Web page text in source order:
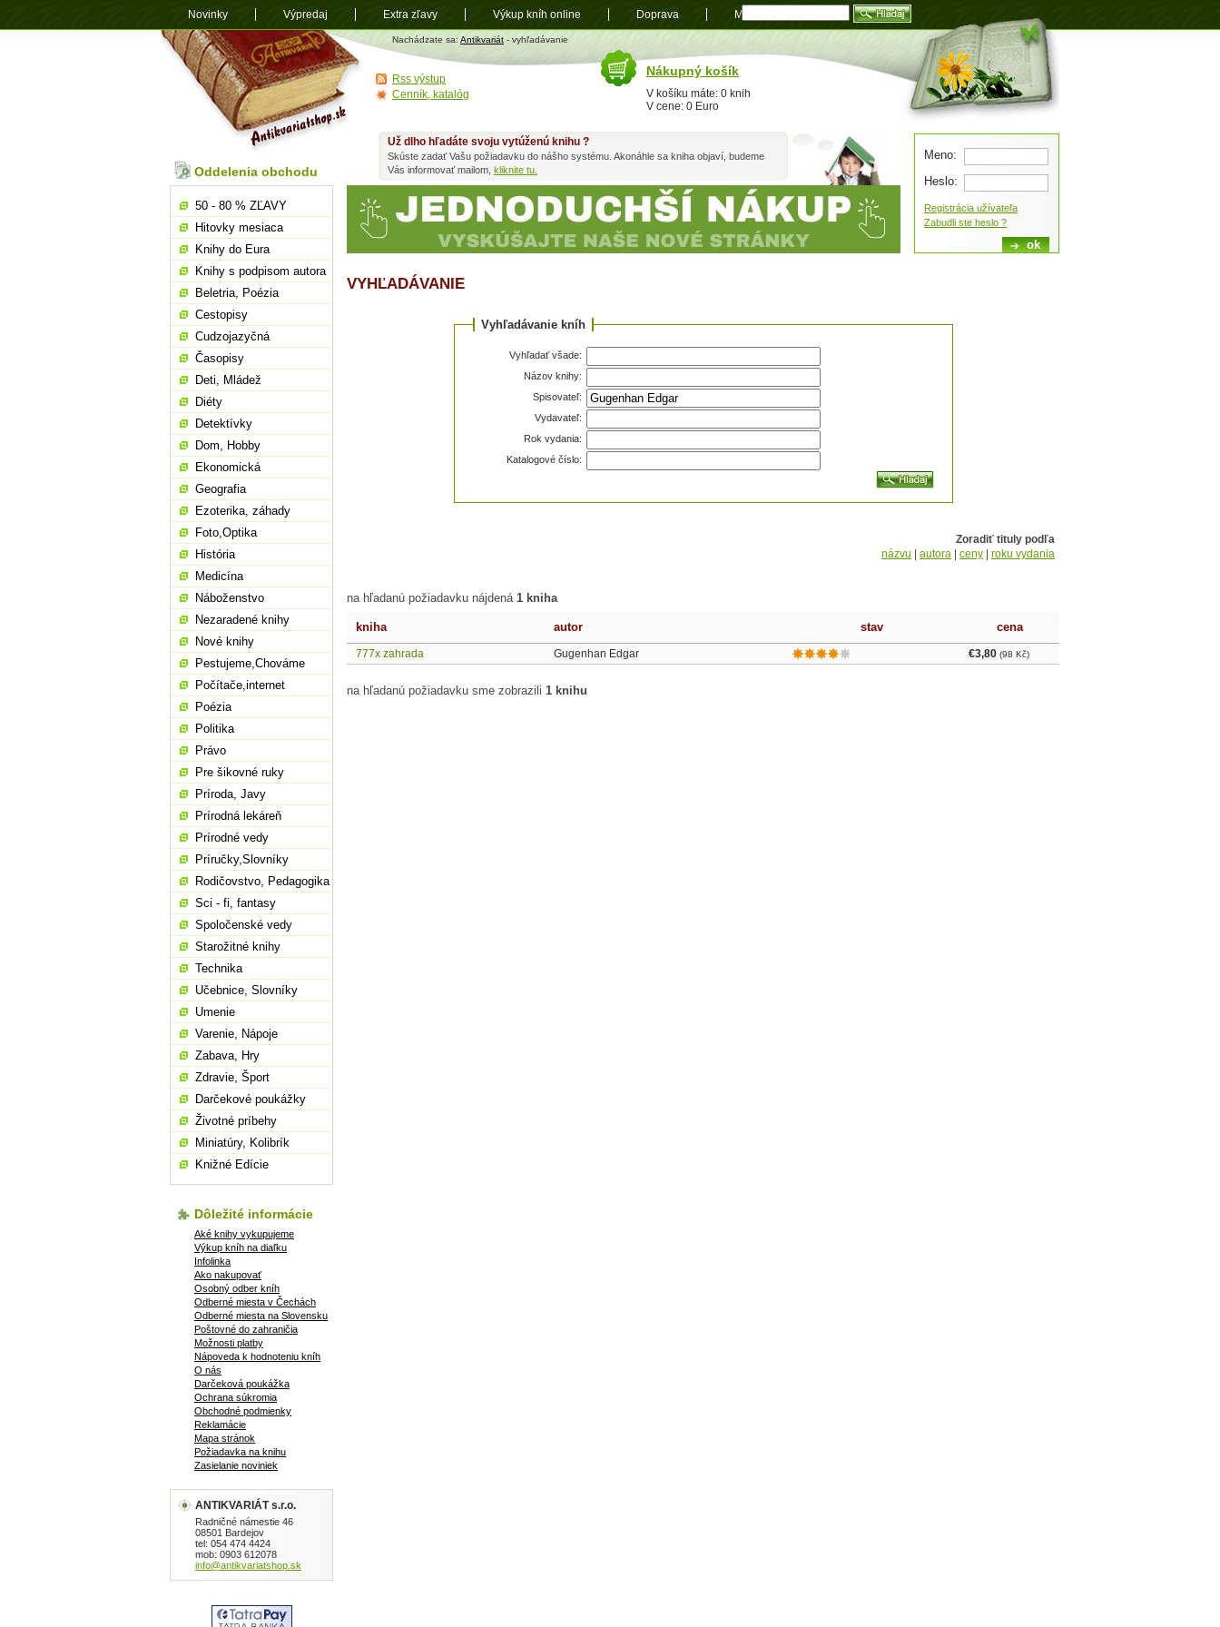
Antikvariát
shop.sk
Nachádzate sa: Antikvariát - vyhľadávanie
VYHĽADÁVANIE
Vyhľadávanie kníh
Vyhľadať všade:
Názov knihy:
Spisovateľ:
Vydavateľ:
Rok vydania:
Katalogové číslo:
Zoradiť tituly podľa
názvu
autora ceny roku vydania
na hľadanú požiadavku nájdená 1 kniha
kniha autor stav cena
777x zahrada Gugenhan Edgar €3,80 (98 Kč)
na hľadanú požiadavku sme zobrazili 1 knihu
Už dlho hľadáte svoju vytúženú knihu ?
Skúste zadať Vašu požiadavku do nášho systému. Akonáhle sa kniha objaví, budeme
Vás informovať mailom, kliknite tu.
Oddelenia obchodu
50 - 80 % ZĽAVY
Hitovky mesiaca
Knihy do Eura
Knihy s podpisom autora
Beletria, Poézia
Cestopisy
Cudzojazyčná
Časopisy
Deti, Mládež
Diéty
Detektívky
Dom, Hobby
Ekonomická
Geografia
Ezoterika, záhady
Foto,Optika
História
Medicína
Náboženstvo
Nezaradené knihy
Nové knihy
Pestujeme,Chováme
Počítače,internet
Poézia
Politika
Právo
Pre šikovné ruky
Príroda, Javy
Prírodná lekáreň
Prírodné vedy
Príručky,Slovníky
Rodičovstvo, Pedagogika
Sci - fi, fantasy
Spoločenské vedy
Starožitné knihy
Technika
Učebnice, Slovníky
Umenie
Varenie, Nápoje
Zabava, Hry
Zdravie, Šport
Darčekové poukážky
Životné príbehy
Miniatúry, Kolibrík
Knižné Edície
Dôležité informácie
Aké knihy vykupujeme
Výkup kníh na diaľku
Infolinka
Ako nakupovať
Osobný odber kníh
Odberné miesta v Čechách
Odberné miesta na Slovensku
Poštovné do zahraničia
Možnosti platby
Nápoveda k hodnoteniu kníh
O nás
Darčeková poukážka
Ochrana súkromia
Obchodné podmienky
Reklamácie
Mapa stránok
Požiadavka na knihu
Zasielanie noviniek
ANTIKVARIÁT s.r.o.
Radničné námestie 46
08501 Bardejov
tel: 054 474 4424
mob: 0903 612078
info@antikvariatshop.sk
Meno:
Heslo:
Registrácia užívateľa
Zabudli ste heslo ?
Nákupný košík
V košíku máte: 0 knih
V cene: 0 Euro
Rss výstup
Cenník, katalóg
Novinky Výpredaj Extra zľavy Výkup kníh online Doprava Mapa